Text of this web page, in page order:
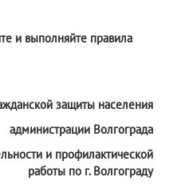
и выполняйте правила
защиты населения
администрации Волгограда
и профилактической
работы по г. Волгограду